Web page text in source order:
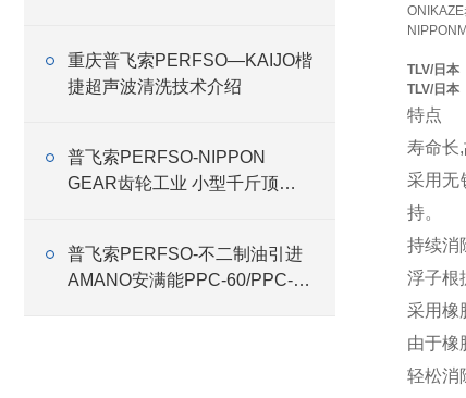
重庆普飞索PERFSO—KAIJO楷
捷超声波清洗技术介绍
普飞索PERFSO-NIPPON
GEAR齿轮工业 小型千斤顶
普飞索PERFSO-不二制油引进
AMANO安满能PPC-60/PPC-75
TLV/日本
TLV/日本
特点
寿命长
采用无
持。
持续消
浮子根
采用橡
由于橡
轻松消